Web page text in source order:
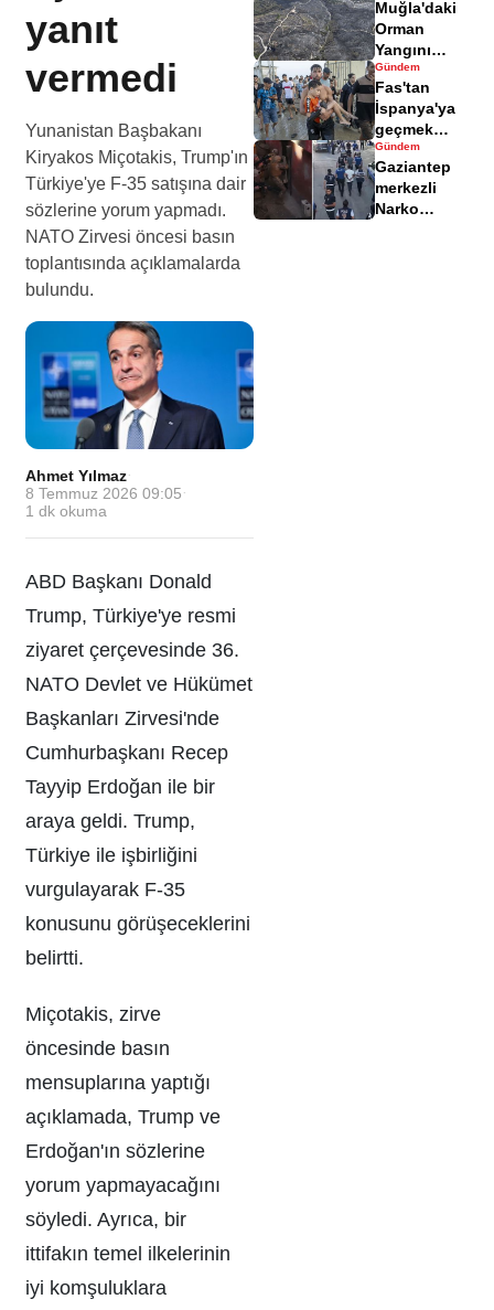
yanıt
vermedi
Yunanistan Başbakanı
Kiryakos Miçotakis, Trump'ın
Türkiye'ye F-35 satışına dair
sözlerine yorum yapmadı.
NATO Zirvesi öncesi basın
toplantısında açıklamalarda
bulundu.
Ahmet Yılmaz·
8 Temmuz 2026 09:05 ·
1 dk okuma
ABD Başkanı Donald
Trump, Türkiye'ye resmi
ziyaret çerçevesinde 36.
NATO Devlet ve Hükümet
Başkanları Zirvesi'nde
Cumhurbaşkanı Recep
Tayyip Erdoğan ile bir
araya geldi. Trump,
Türkiye ile işbirliğini
vurgulayarak F-35
konusunu görüşeceklerini
belirtti.
Miçotakis, zirve
öncesinde basın
mensuplarına yaptığı
açıklamada, Trump ve
Erdoğan'ın sözlerine
yorum yapmayacağını
söyledi. Ayrıca, bir
ittifakın temel ilkelerinin
iyi komşuluklara
yaralandı
Muğla'daki
Orman
Yangını
Sonrası
Zarar Gören
Alanlar
Havadisinde
Gündem
Fas'tan
İspanya'ya
geçmek
isteyen
göçmenler
geri döndü
Gündem
Gaziantep
merkezli
Narko